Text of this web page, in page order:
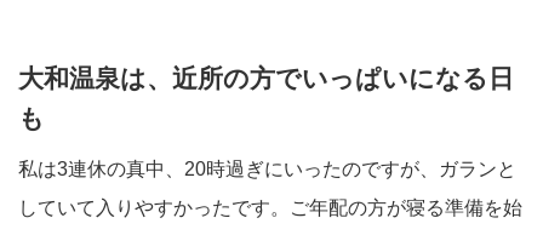
大和温泉は、近所の方でいっぱいになる日
も
私は3連休の真中、20時過ぎにいったのですが、ガランと
していて入りやすかったです。ご年配の方が寝る準備を始